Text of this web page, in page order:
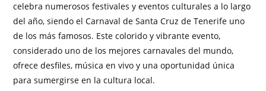
celebra numerosos festivales y eventos culturales a lo largo
del año, siendo el Carnaval de Santa Cruz de Tenerife uno
de los más famosos. Este colorido y vibrante evento,
considerado uno de los mejores carnavales del mundo,
ofrece desfiles, música en vivo y una oportunidad única
para sumergirse en la cultura local.